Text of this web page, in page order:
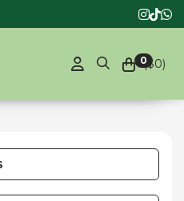
0($0)